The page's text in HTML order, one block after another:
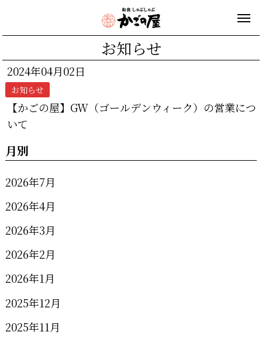
お知らせ
2024年04月02日
お知らせ
【かごの屋】GW（ゴールデンウィーク）の営業につ
いて
月別
2026年7月
2026年4月
2026年3月
2026年2月
2026年1月
2025年12月
2025年11月